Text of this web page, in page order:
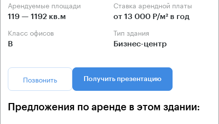
Арендуемые площади
119 — 1192 кв.м
Ставка арендной платы
от 13 000 Р/м² в год
Класс офисов
B
Тип здания
Бизнес-центр
Позвонить Получить презентацию
Предложения по аренде в этом здании: